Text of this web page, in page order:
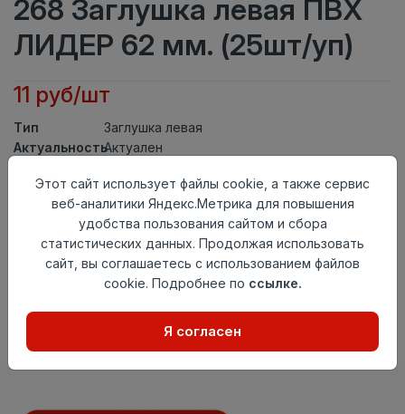
268 Заглушка левая ПВХ
ЛИДЕР 62 мм. (25шт/уп)
11 руб/шт
Тип
Заглушка левая
АктуальностьАктуален
Осталось135 шт
Добавить в корзину
Внимание! Внешний вид товара может отличаться от
представленного на настоящем сайте. Проверяйте
в момент приобретения товара.
Этот сайт использует файлы cookie, а также сервис
веб-аналитики Яндекс.Метрика для повышения
удобства пользования сайтом и сбора
статистических данных. Продолжая использовать
сайт, вы соглашаетесь с использованием файлов
cookie. Подробнее по ссылке.
Я согласен